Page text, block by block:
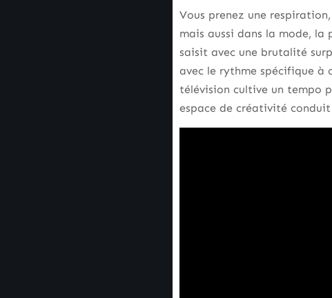
Vous prenez une
mais aussi dans la mode, la
saisit avec une brutalité
avec le rythme spécifique à
télévision cultive un tempo
espace de créativité